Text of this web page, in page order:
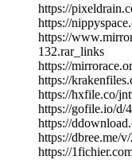
https://
https://
https://
132.rar_links
https://
https://
https://hxfile.co/
https://gofile.io/d/
https://
https://dbree.me/
https://